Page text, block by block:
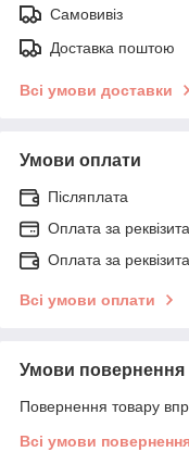
Самовивіз
Доставка поштою
Всі умови доставки
Умови оплати
Післяплата
Оплата за
Оплата за
Всі умови оплати
Умови повернення
Повернення товару
Всі умови